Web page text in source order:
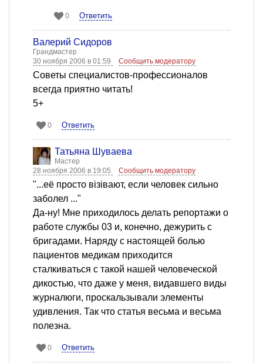
0 Ответить
Валерий Сидоров
Грандмастер
30 ноября 2006 в 01:59
Сообщить модератору
Советы специалистов-профессионалов
всегда приятно читать!
5+
0 Ответить
Татьяна Шуваева
Мастер
28 ноября 2006 в 19:05
Сообщить модератору
"...её просто візівают, если человек сильно
заболел ..."
Да-ну! Мне приходилось делать репортажи о
работе службы 03 и, конечно, дежурить с
бригадами. Наряду с настоящей болью
пациентов медикам приходится
сталкиваться с такой нашей человеческой
дикостью, что даже у меня, видавшего виды
журналюги, проскальзывали элементы
удивления. Так что статья весьма и весьма
полезна.
0 Ответить